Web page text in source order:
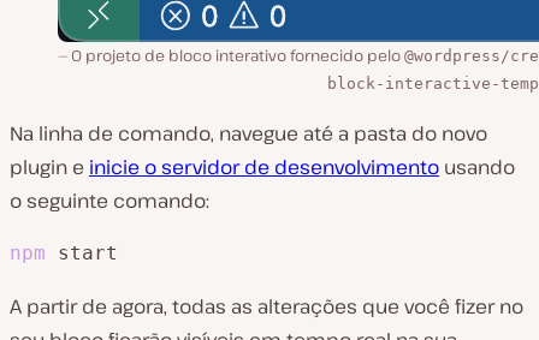
O projeto de bloco interativo fornecido pelo @wordpress/
block-interactive-
Na linha de comando, navegue até a pasta do novo
plugin e inicie o servidor de desenvolvimento usando
o seguinte comando:
npm start
A partir de agora, todas as alterações que você fizer no